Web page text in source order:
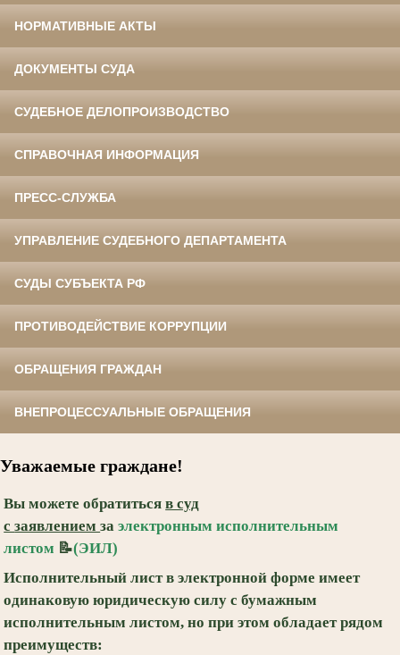
НОРМАТИВНЫЕ АКТЫ
ДОКУМЕНТЫ СУДА
СУДЕБНОЕ ДЕЛОПРОИЗВОДСТВО
СПРАВОЧНАЯ ИНФОРМАЦИЯ
ПРЕСС-СЛУЖБА
УПРАВЛЕНИЕ СУДЕБНОГО ДЕПАРТАМЕНТА
СУДЫ СУБЪЕКТА РФ
ПРОТИВОДЕЙСТВИЕ КОРРУПЦИИ
ОБРАЩЕНИЯ ГРАЖДАН
ВНЕПРОЦЕССУАЛЬНЫЕ ОБРАЩЕНИЯ
Уважаемые граждане!
Вы можете обратитьсяв суд
сзаявлениемза электронным исполнительным
листом 📝(ЭИЛ)
Исполнительный лист в электронной форме имеет
одинаковую юридическую силу с бумажным
исполнительным листом, но при этом обладает рядом
преимуществ: